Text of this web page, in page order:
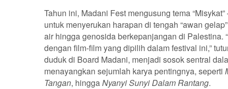
Tahun ini, Madani Fest mengusung tema
untuk menyerukan harapan di tengah “awan
air hingga genosida berkepanjangan di Palestina.
dengan film-film yang dipilih dalam festival ini,”
duduk di Board Madani, menjadi sosok sentral
menayangkan sejumlah karya pentingnya, seperti
Tangan, hinggaNyanyi Sunyi Dalam Rantang.